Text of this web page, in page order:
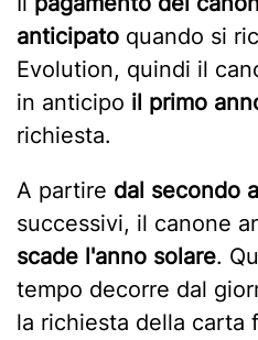
anticipato quando si
Evolution, quindi il
in anticipo il primo
richiesta.
A partire dal secondo
successivi, il canone
scade l'anno solare.
tempo decorre dal
la richiesta della carta